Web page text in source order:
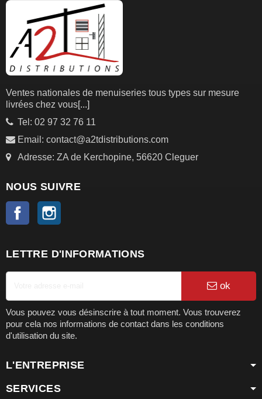
Ventes nationales de menuiseries tous types sur mesure
livrées chez vous[...]
Tel: 02 97 32 76 11
Email: contact@a2tdistributions.com
Adresse: ZA de Kerchopine, 56620 Cleguer
NOUS SUIVRE
Facebook
LETTRE D'INFORMATIONS
ok
Vous pouvez vous désinscrire à tout moment. Vous trouverez
pour cela nos informations de contact dans les conditions
d'utilisation du site.
L'ENTREPRISE
SERVICES